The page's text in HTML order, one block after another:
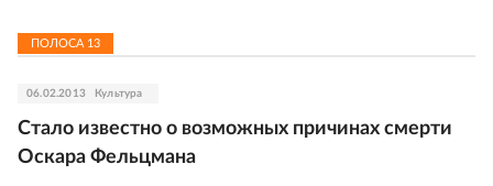
ПОЛОСА 13
06.02.2013 Культура
Стало известно о возможных причинах смерти
Оскара Фельцмана